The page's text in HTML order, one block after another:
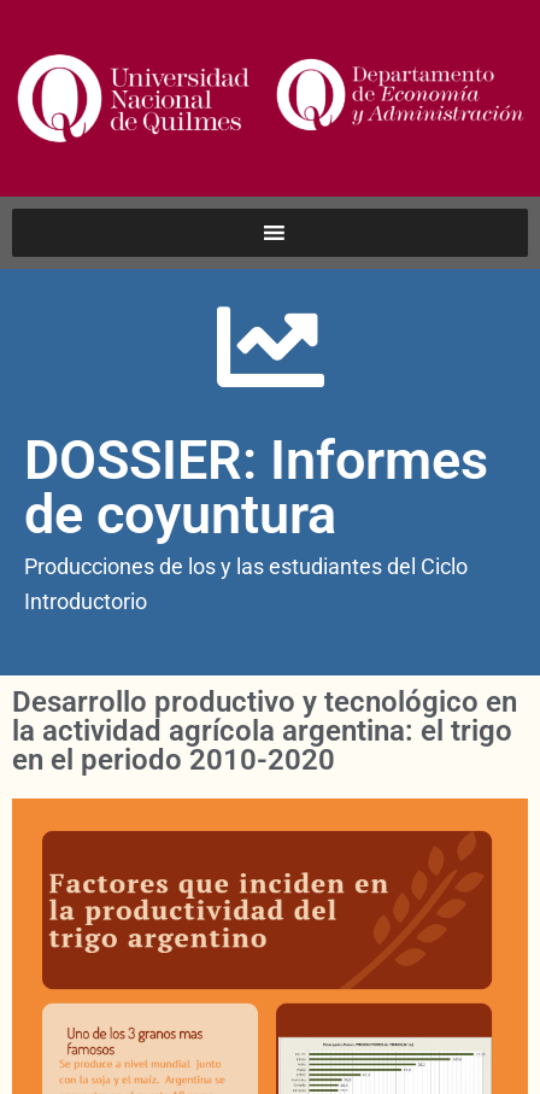
DOSSIER: Informes
de coyuntura
Producciones de los y las estudiantes del Ciclo
Introductorio
Desarrollo productivo y tecnológico en
la actividad agrícola argentina: el trigo
en el periodo 2010-2020